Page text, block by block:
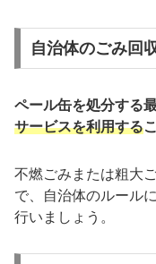
自治体のごみ回
ペール缶を処分する
サービスを利用する
不燃ごみまたは粗大
で、自治体のルール
行いましょう。